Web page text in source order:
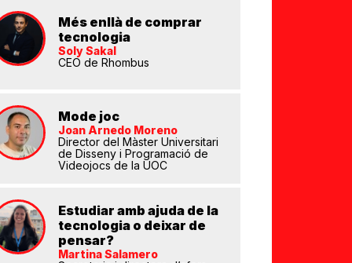
Més enllà de comprar
tecnologia
Soly Sakal
CEO de Rhombus
Mode joc
Joan Arnedo Moreno
Director del Màster Universitari
de Disseny i Programació de
Videojocs de la UOC
Estudiar amb ajuda de la
tecnologia o deixar de
pensar?
Martina Salamero